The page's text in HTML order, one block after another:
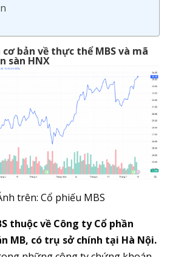
bản về thực thể MBS và mã
sàn HNX
trên: Cổ phiếu MBS
thuộc về Công ty Cổ phần
MB, có trụ sở chính tại Hà Nội.